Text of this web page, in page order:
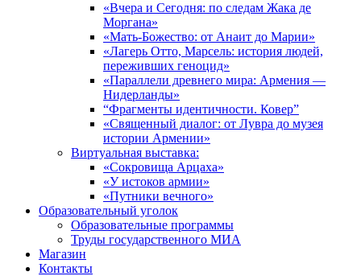
«Вчера и Сегодня: по следам Жака де
Моргана»
«Мать-Божество: от Анаит до Марии»
«Лагерь Отто, Марсель: история людей,
переживших геноцид»
«Параллели древнего мира: Армения —
Нидерланды»
“Фрагменты идентичности. Ковер”
«Священный диалог: от Лувра до музея
истории Армении»
Виртуальная выставка:
«Сокровища Арцаха»
«У истоков армии»
«Путники вечного»
Образовательный уголок
Образовательные программы
Труды государственного МИА
Магазин
Контакты